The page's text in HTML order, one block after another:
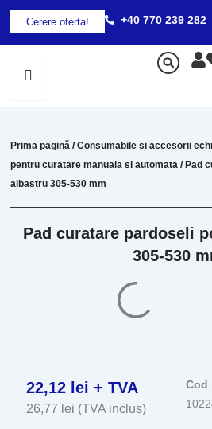
Skip
content
Cerere oferta! +40 770 239 282
Prima pagină /Consumabile si accesorii
pentru curatare manuala si automata / Pad
albastru 305-530 mm
Pad curatare pardoseli
305-530
22,12 lei + TVA
26,77 lei (TVA inclus)
Cod